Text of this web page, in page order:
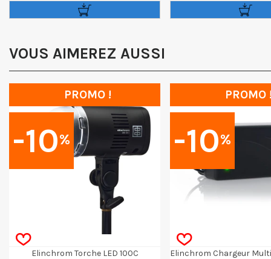
VOUS AIMEREZ AUSSI
-10%
PROMO !
Elinchrom Torche LED 100C
-10%
PROMO
Elinchrom Chargeur